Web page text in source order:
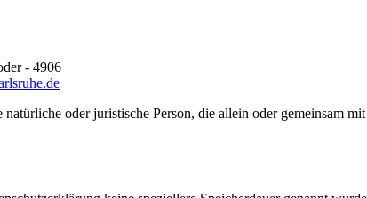
- 4906
oder juristische Person, die allein oder gemeinsam